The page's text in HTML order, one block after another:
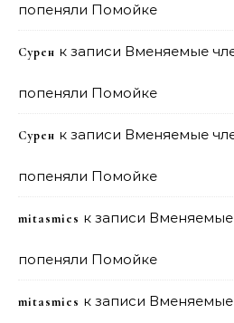
попеняли Помойке
Сурен к записи Вменяемые
попеняли Помойке
Сурен к записи Вменяемые
попеняли Помойке
mitasmies к записи Вменяемые
попеняли Помойке
mitasmies к записи Вменяемые